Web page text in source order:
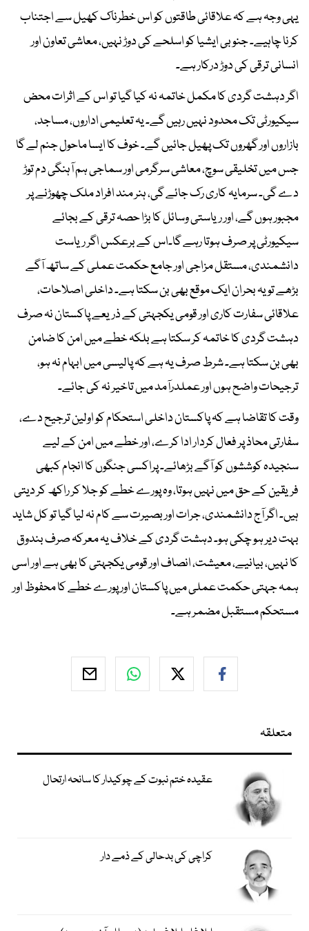
یہی وجہ ہے کہ علاقائی طاقتوں کو اس خطرناک کھیل سے اجتناب
کرنا چاہیے۔ جنوبی ایشیا کو اسلحے کی دوڑ نہیں، معاشی تعاون اور
انسانی ترقی کی دوڑ درکار ہے۔
اگر دہشت گردی کا مکمل خاتمہ نہ کیا گیا تو اس کے اثرات محض
سیکیورٹی تک محدود نہیں رہیں گے۔ یہ تعلیمی اداروں، مساجد،
بازاروں اور گھروں تک پھیل جائیں گے۔ خوف کا ایسا ماحول جنم لے گا
جس میں تخلیقی سوچ، معاشی سرگرمی اور سماجی ہم آہنگی دم توڑ
دے گی۔ سرمایہ کاری رک جائے گی، ہنر مند افراد ملک چھوڑنے پر
مجبور ہوں گے، اور ریاستی وسائل کا بڑا حصہ ترقی کے بجائے
سیکیورٹی پر صرف ہوتا رہے گا۔اس کے برعکس اگر ریاست
دانشمندی، مستقل مزاجی اور جامع حکمت عملی کے ساتھ آگے
بڑھے تو یہ بحران ایک موقع بھی بن سکتا ہے۔ داخلی اصلاحات،
علاقائی سفارت کاری اور قومی یکجہتی کے ذریعے پاکستان نہ صرف
دہشت گردی کا خاتمہ کر سکتا ہے بلکہ خطے میں امن کا ضامن
بھی بن سکتا ہے۔ شرط صرف یہ ہے کہ پالیسی میں ابہام نہ ہو،
ترجیحات واضح ہوں اور عملدرآمد میں تاخیر نہ کی جائے۔
وقت کا تقاضا ہے کہ پاکستان داخلی استحکام کو اولین ترجیح دے،
سفارتی محاذ پر فعال کردار ادا کرے، اور خطے میں امن کے لیے
سنجیدہ کوششوں کو آگے بڑھائے۔ پراکسی جنگوں کا انجام کبھی
فریقین کے حق میں نہیں ہوتا، وہ پورے خطے کو جلا کر راکھ کر دیتی
ہیں۔ اگر آج دانشمندی، جرات اور بصیرت سے کام نہ لیا گیا تو کل شاید
بہت دیر ہو چکی ہو۔ دہشت گردی کے خلاف یہ معرکہ صرف بندوق
کا نہیں، بیانیے، معیشت، انصاف اور قومی یکجہتی کا بھی ہے اور اسی
ہمہ جہتی حکمت عملی میں پاکستان اور پورے خطے کا محفوظ اور
مستحکم مستقبل مضمر ہے۔
متعلقہ
عقیدہ ختم نبوت کے چوکیدار کا سانحہ ارتحال
کراچی کی بدحالی کے ذمے دار